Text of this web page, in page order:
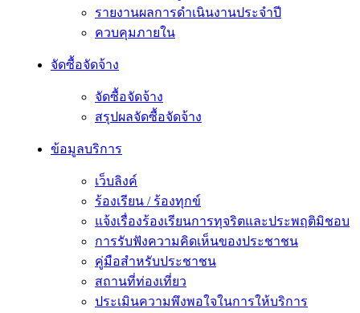
รายงานผลการดำเนินงานประจำปี
ควบคุมภายใน
จัดซื้อจัดจ้าง
จัดซื้อจัดจ้าง
สรุปผลจัดซื้อจัดจ้าง
ข้อมูลบริการ
เว็บลิงค์
ร้องเรียน / ร้องทุกข์
แจ้งเรื่องร้องเรียนการทุจริตและประพฤติมิชอบ
การรับฟังความคิดเห็นของประชาชน
คู่มือสำหรับประชาชน
สถานที่ท่องเที่ยว
ประเมินความพึงพอใจในการให้บริการ